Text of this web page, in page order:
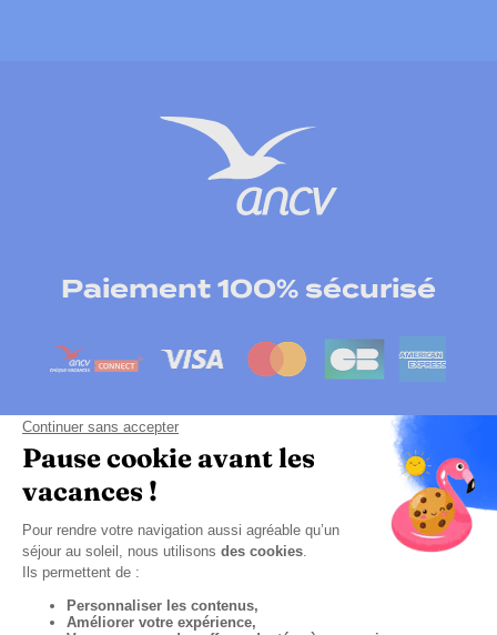
Paiement 100% sécurisé
Cliquez-ici pour modifier vos préférences en
CGV